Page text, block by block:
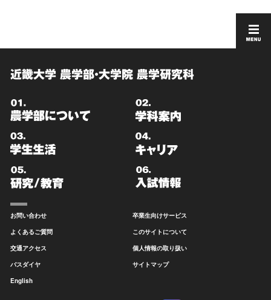
近畿大学 農学部・大学院 農学研究科
お問い合わせ
よくあるご質問
交通アクセス
バスダイヤ
English
卒業生向けサービス
このサイトについて
個人情報の取り扱い
サイトマップ